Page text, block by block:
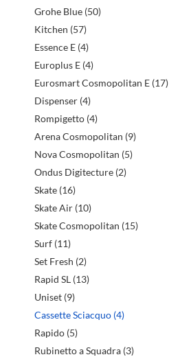
Grohe Blue (50)
Kitchen (57)
Essence E (4)
Europlus E (4)
Eurosmart Cosmopolitan E (17)
Dispenser (4)
Rompigetto (4)
Arena Cosmopolitan (9)
Nova Cosmopolitan (5)
Ondus Digitecture (2)
Skate (16)
Skate Air (10)
Skate Cosmopolitan (15)
Surf (11)
Set Fresh (2)
Rapid SL (13)
Uniset (9)
Cassette Sciacquo (4)
Rapido (5)
Rubinetto a Squadra (3)